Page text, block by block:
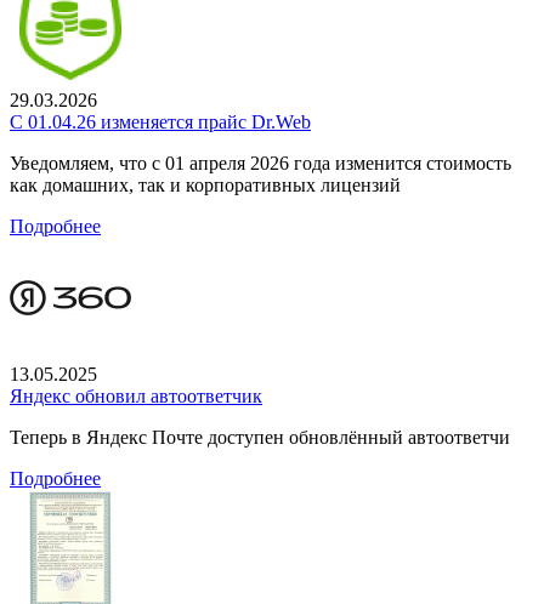
29.03.2026
С 01.04.26 изменяется прайс Dr.Web
Уведомляем, что с 01 апреля 2026 года изменится стоимость
как домашних, так и корпоративных лицензий
Подробнее
13.05.2025
Яндекс обновил автоответчик
Теперь в Яндекс Почте доступен обновлённый автоответчи
Подробнее